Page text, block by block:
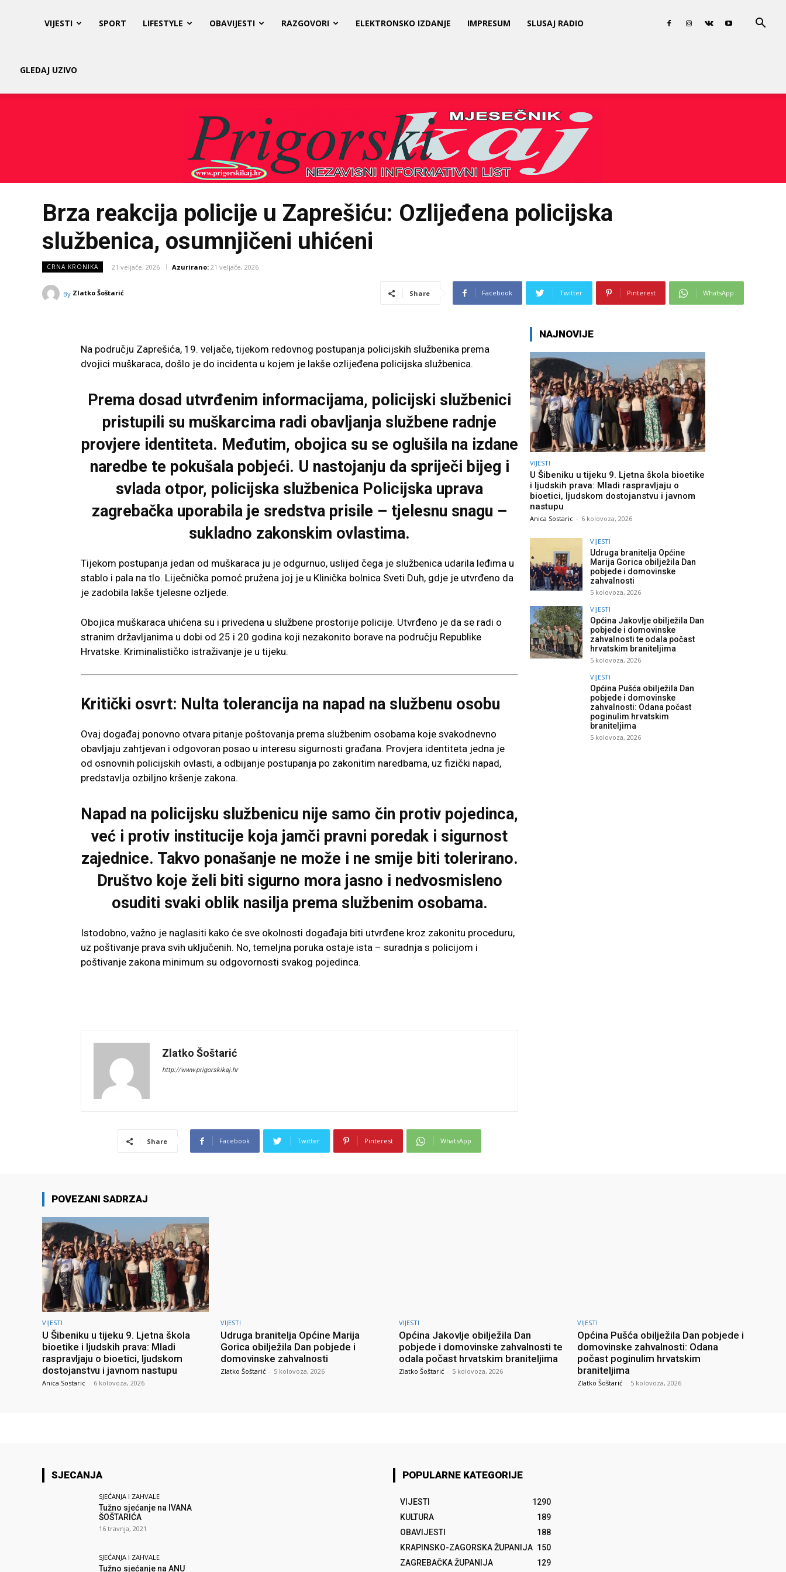
Kaj
VIJESTI SPORT LIFESTYLE OBAVIJESTI RAZGOVORI ELEKTRONSKO IZDANJE IMPRESUM SLUSAJ RADIO
GLEDAJ UZIVO
Brza reakcija policije u Zaprešiću: Ozlijeđena policijska
službenica, osumnjičeni uhićeni
CRNA KRONIKA 21 veljače, 2026 Azurirano: 21 veljače, 2026
By Zlatko Šoštarić Share Facebook Twitter Pinterest WhatsApp
Na području Zaprešića, 19. veljače, tijekom redovnog postupanja policijskih službenika prema
dvojici muškaraca, došlo je do incidenta u kojem je lakše ozlijeđena policijska službenica.
Prema dosad utvrđenim informacijama, policijski službenici
pristupili su muškarcima radi obavljanja službene radnje
provjere identiteta. Međutim, obojica su se oglušila na izdane
naredbe te pokušala pobjeći. U nastojanju da spriječi bijeg i
svlada otpor, policijska službenica Policijska uprava
zagrebačka uporabila je sredstva prisile – tjelesnu snagu –
sukladno zakonskim ovlastima.
Tijekom postupanja jedan od muškaraca ju je odgurnuo, uslijed čega je službenica udarila leđima u
stablo i pala na tlo. Liječnička pomoć pružena joj je u Klinička bolnica Sveti Duh, gdje je utvrđeno da
je zadobila lakše tjelesne ozljede.
Obojica muškaraca uhićena su i privedena u službene prostorije policije. Utvrđeno je da se radi o
stranim državljanima u dobi od 25 i 20 godina koji nezakonito borave na području Republike
Hrvatske. Kriminalističko istraživanje je u tijeku.
Kritički osvrt: Nulta tolerancija na napad na službenu osobu
Ovaj događaj ponovno otvara pitanje poštovanja prema službenim osobama koje svakodnevno
obavljaju zahtjevan i odgovoran posao u interesu sigurnosti građana. Provjera identiteta jedna je
od osnovnih policijskih ovlasti, a odbijanje postupanja po zakonitim naredbama, uz fizički napad,
predstavlja ozbiljno kršenje zakona.
Napad na policijsku službenicu nije samo čin protiv pojedinca,
već i protiv institucije koja jamči pravni poredak i sigurnost
zajednice. Takvo ponašanje ne može i ne smije biti tolerirano.
Društvo koje želi biti sigurno mora jasno i nedvosmisleno
osuditi svaki oblik nasilja prema službenim osobama.
Istodobno, važno je naglasiti kako će sve okolnosti događaja biti utvrđene kroz zakonitu proceduru,
uz poštivanje prava svih uključenih. No, temeljna poruka ostaje ista – suradnja s policijom i
poštivanje zakona minimum su odgovornosti svakog pojedinca.
Zlatko Šoštarić
http://www.prigorskikaj.hr
Share Facebook Twitter Pinterest WhatsApp
NAJNOVIJE
VIJESTI
U Šibeniku u tijeku 9. Ljetna škola bioetike
i ljudskih prava: Mladi raspravljaju o
bioetici, ljudskom dostojanstvu i javnom
nastupu
Anica Sostaric - 6 kolovoza, 2026
VIJESTI
Udruga branitelja Općine
Marija Gorica obilježila Dan
pobjede i domovinske
zahvalnosti
5 kolovoza, 2026
VIJESTI
Općina Jakovlje obilježila Dan
pobjede i domovinske
zahvalnosti te odala počast
hrvatskim braniteljima
5 kolovoza, 2026
VIJESTI
Općina Pušća obilježila Dan
pobjede i domovinske
zahvalnosti: Odana počast
poginulim hrvatskim
braniteljima
5 kolovoza, 2026
POVEZANI SADRZAJ
VIJESTI
U Šibeniku u tijeku 9. Ljetna škola
bioetike i ljudskih prava: Mladi
raspravljaju o bioetici, ljudskom
dostojanstvu i javnom nastupu
Anica Sostaric - 6 kolovoza, 2026
VIJESTI
Udruga branitelja Općine Marija
Gorica obilježila Dan pobjede i
domovinske zahvalnosti
Zlatko Šoštarić - 5 kolovoza, 2026
VIJESTI
Općina Jakovlje obilježila Dan
pobjede i domovinske zahvalnosti te
odala počast hrvatskim braniteljima
Zlatko Šoštarić - 5 kolovoza, 2026
VIJESTI
Općina Pušća obilježila Dan pobjede i
domovinske zahvalnosti: Odana
počast poginulim hrvatskim
braniteljima
Zlatko Šoštarić - 5 kolovoza, 2026
SJECANJA
SJEĆANJA I ZAHVALE
Tužno sjećanje na IVANA
ŠOŠTARIĆA
16 travnja, 2021
SJEĆANJA I ZAHVALE
Tužno sjećanje na ANU
POPULARNE KATEGORIJE
VIJESTI
1290
KULTURA
189
OBAVIJESTI
188
KRAPINSKO-ZAGORSKA ŽUPANIJA 150
ZAGREBAČKA ŽUPANIJA
129